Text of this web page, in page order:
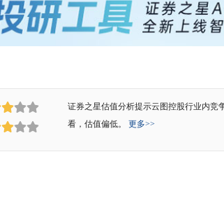
证券之星估值分析提示云图控股行业内竞
看，估值偏低。 更多>>